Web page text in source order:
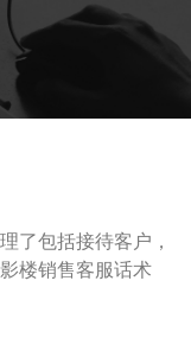
了包括接待客户，
楼销售客服话术